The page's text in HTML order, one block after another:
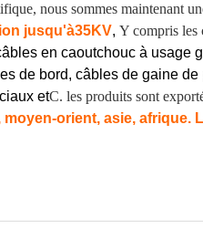
nous sommes maintenant
jusqu'à35KV, Y compris les
en caoutchouc à usage
de bord, câbles de gaine
etC. les produits sont
orient, asie, afrique.